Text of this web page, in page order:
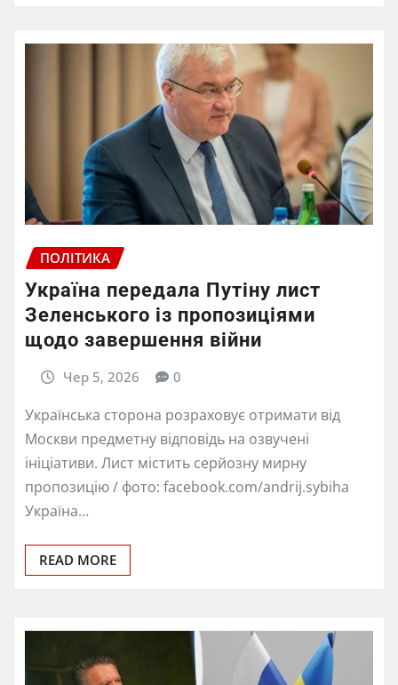
ПОЛІТИКА
Україна передала Путіну лист
Зеленського із пропозиціями
щодо завершення війни
Чер 5, 2026 0
Українська сторона розраховує отримати від
Москви предметну відповідь на озвучені
ініціативи. Лист містить серйозну мирну
пропозицію / фото: facebook.com/andrij.sybiha
Україна…
READ MORE